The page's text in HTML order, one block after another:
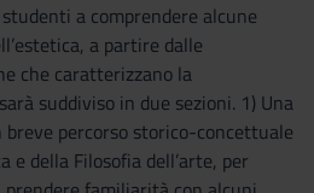
a comprendere alcune
a partire dalle
che caratterizzano la
suddiviso in due sezioni. 1) Una
percorso storico-concettuale
e della Filosofia dell’arte, per